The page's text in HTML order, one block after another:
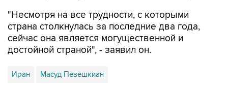
"Несмотря на все трудности, с которыми
страна столкнулась за последние два года,
сейчас она является могущественной и
достойной страной", - заявил он.
Иран Масуд Пезешкиан